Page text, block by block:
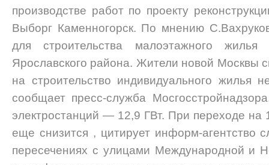
производстве работ по проекту
Выборг Каменногорск. По мнению
для строительства малоэтажного
Ярославского района. Жители новой Москвы
на строительство индивидуального жилья
сообщает пресс-служба
электростанций — 12,9 ГВт. При переходе на
еще снизится , цитирует информ-агентство
пересечениях с улицами Международной и